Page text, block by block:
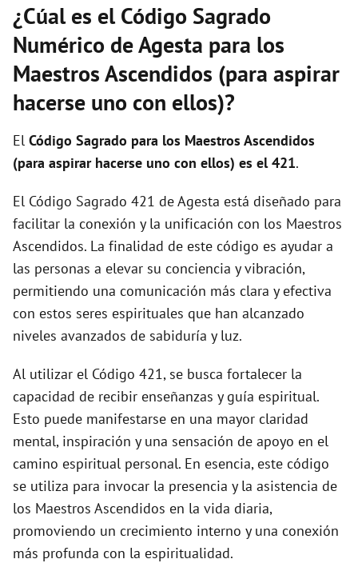
¿Cúal es el Código Sagrado
Numérico de Agesta para los
Maestros Ascendidos (para aspirar
hacerse uno con ellos)?
El Código Sagrado para los Maestros Ascendidos
(para aspirar hacerse uno con ellos) es el 421.
El Código Sagrado 421 de Agesta está diseñado para
facilitar la conexión y la unificación con los Maestros
Ascendidos. La finalidad de este código es ayudar a
las personas a elevar su conciencia y vibración,
permitiendo una comunicación más clara y efectiva
con estos seres espirituales que han alcanzado
niveles avanzados de sabiduría y luz.
Al utilizar el Código 421, se busca fortalecer la
capacidad de recibir enseñanzas y guía espiritual.
Esto puede manifestarse en una mayor claridad
mental, inspiración y una sensación de apoyo en el
camino espiritual personal. En esencia, este código
se utiliza para invocar la presencia y la asistencia de
los Maestros Ascendidos en la vida diaria,
promoviendo un crecimiento interno y una conexión
más profunda con la espiritualidad.